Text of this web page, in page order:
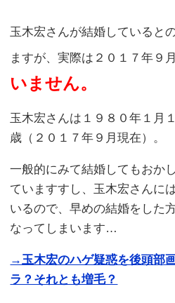
玉木宏さんが結婚していると
ますが、実際は２０１７年９
いません。
玉木宏さんは１９８０年１月
歳（２０１７年９月現在）。
一般的にみて結婚してもおか
ていますすし、玉木宏さんに
いるので、早めの結婚をした
なってしまいます…
→玉木宏のハゲ疑惑を後頭部
ラ？それとも増毛？